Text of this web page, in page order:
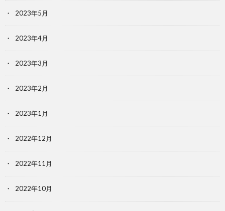
2023年5月
2023年4月
2023年3月
2023年2月
2023年1月
2022年12月
2022年11月
2022年10月